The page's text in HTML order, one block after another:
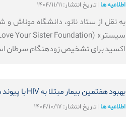
اطلاعیه ها |تاریخ انتشار: ۱۴۰۴/۱۱/۱۱
اکسید برای تشخیص زودهنگام سرطان
بهبود هفتمین بیمار مبتلا به HIV با پیوند سلول‌های بنیادی
اطلاعیه ها |تاریخ انتشار: ۱۴۰۴/۱۰/۱۷